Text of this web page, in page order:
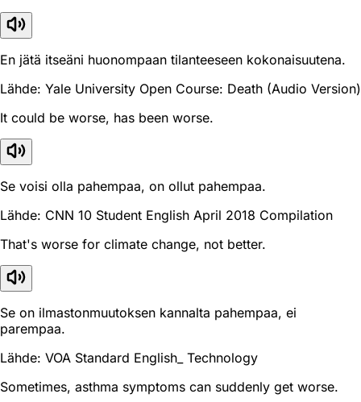
En jätä itseäni huonompaan tilanteeseen kokonaisuutena.
Lähde: Yale University Open Course: Death (Audio Version)
It could be worse, has been worse.
Se voisi olla pahempaa, on ollut pahempaa.
Lähde: CNN 10 Student English April 2018 Compilation
That's worse for climate change, not better.
Se on ilmastonmuutoksen kannalta pahempaa, ei
parempaa.
Lähde: VOA Standard English_ Technology
Sometimes, asthma symptoms can suddenly get worse.